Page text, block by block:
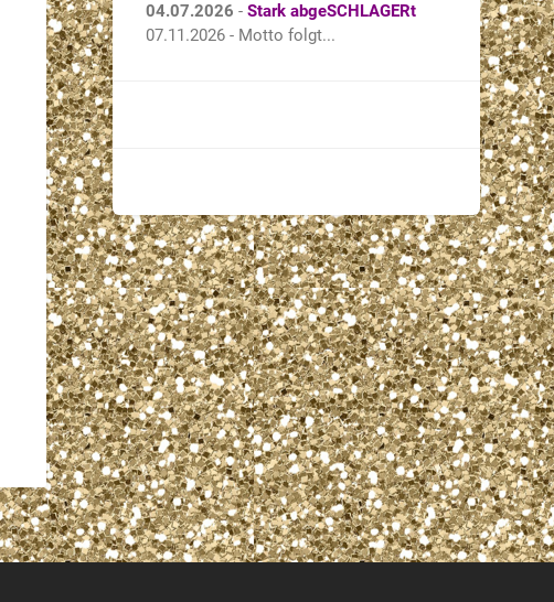
04.07.2026 -Stark abgeSCHLAGERt
07.11.2026 - Motto folgt...